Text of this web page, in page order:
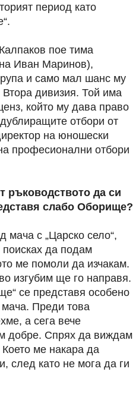
период като
пое тима
Иван Маринов),
и само мал шанс му
дивизия. Той има
който му дава право
отбори от
на юношески
професионални отбори
ръководството да си
слабо Оборище?
мача с „Царско село“,
да подам
ме помоли да изчакам.
изгубим ще го направя.
се представя особено
Преди това
а сега вече
добре. Спрях да виждам
ме накара да
след като не мога да ги